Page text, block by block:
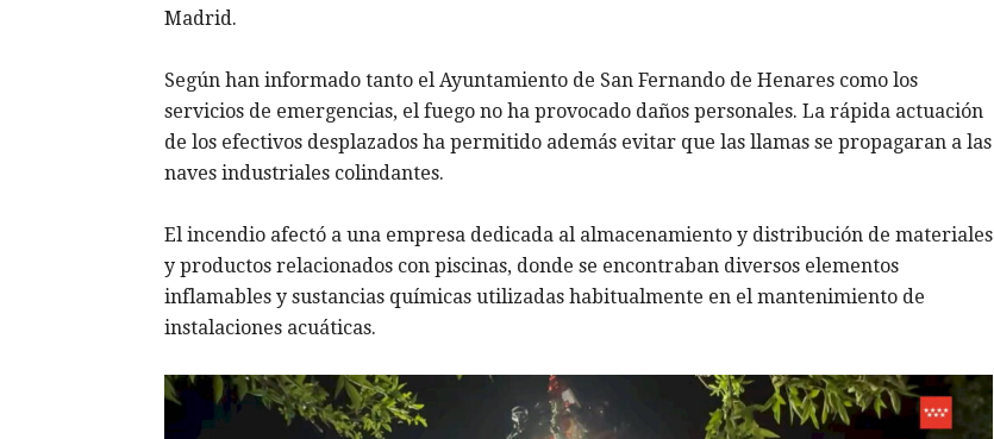
Madrid.
Según han informado tanto el Ayuntamiento de San Fernando de Henares como los
servicios de emergencias, el fuego no ha provocado daños personales. La rápida actuación
de los efectivos desplazados ha permitido además evitar que las llamas se propagaran a las
naves industriales colindantes.
El incendio afectó a una empresa dedicada al almacenamiento y distribución de materiales
y productos relacionados con piscinas, donde se encontraban diversos elementos
inflamables y sustancias químicas utilizadas habitualmente en el mantenimiento de
instalaciones acuáticas.